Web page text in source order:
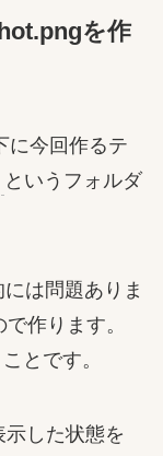
を作
に今回作るテ
というフォルダ
は問題ありま
作ります。
とです。
した状態を